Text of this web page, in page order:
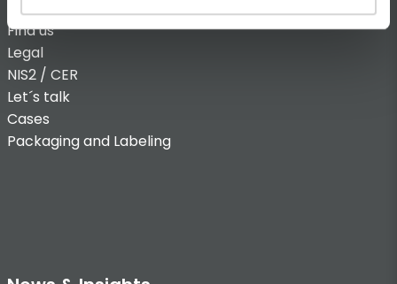
Find us
Legal
NIS2 / CER
Let´s talk
Cases
Packaging and Labeling